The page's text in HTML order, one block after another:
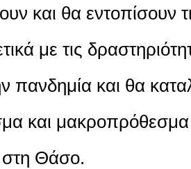
και θα εντοπίσουν
με τις
πανδημία και θα
και
Θάσο.